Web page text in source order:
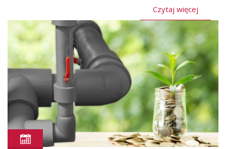
Czytaj więcej